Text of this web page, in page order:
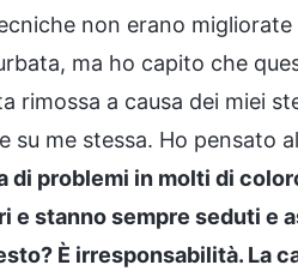
non erano
ma ho capito che
a causa dei miei
me stessa. Ho pensato
di problemi in molti di
e stanno sempre seduti e
È irresponsabilità. La